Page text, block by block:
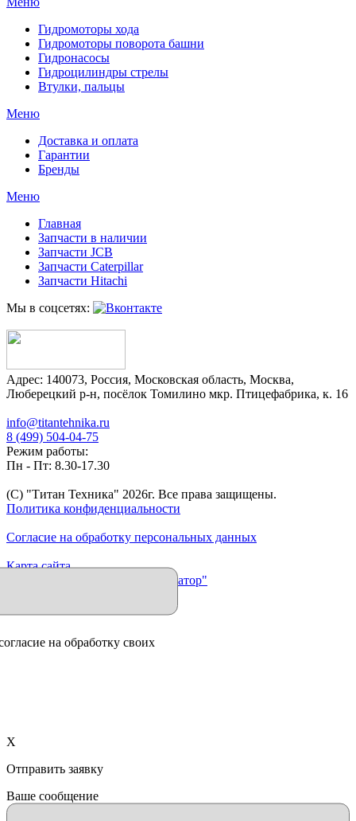
Гидромоторы хода
Гидромоторы поворота башни
Гидронасосы
Гидроцилиндры стрелы
Втулки, пальцы
Меню
Доставка и оплата
Гарантии
Бренды
Меню
Главная
Запчасти в наличии
Запчасти JCB
Запчасти Caterpillar
Запчасти Hitachi
Мы в соцсетях:
Адрес: 140073, Россия, Московская область, Москва,
Люберецкий р-н, посёлок Томилино мкр. Птицефабрика, к. 16
info@titantehnika.ru
8 (499) 504-04-75
Режим работы:
Пн - Пт: 8.30-17.30
(C) "Титан Техника" 2026г. Все права защищены.
Политика конфиденциальности
Согласие на обработку персональных данных
Карта сайта
Продвижение сайта "Иллюминатор"
на обработку своих
X
Отправить заявку
Ваше сообщение